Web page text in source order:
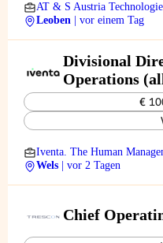
AT & S Austria
Aktiengesellschaft
Leoben | vor einem Tag
Divisional
Operations
€
Iventa. The Human
Wels
| vor 2 Tagen
Chief